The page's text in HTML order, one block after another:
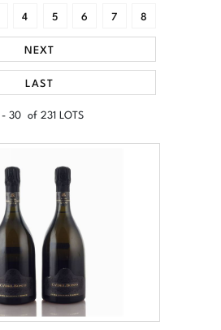
- 30 of 231 LOTS
4 5 6 7 8
NEXT
LAST